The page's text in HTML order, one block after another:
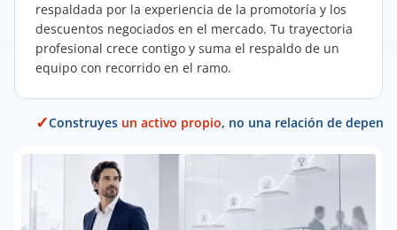
respaldada por la experiencia de la promotoría y los
descuentos negociados en el mercado. Tu trayectoria
profesional crece contigo y suma el respaldo de un
equipo con recorrido en el ramo.
✓Construyes un activo propio, no una relación de